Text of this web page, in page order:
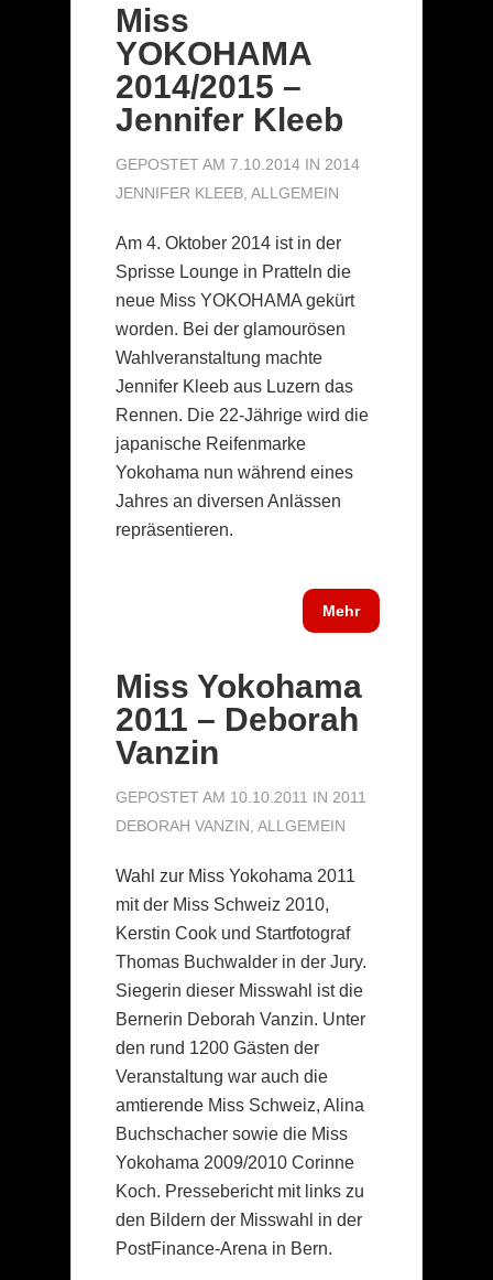
Miss
YOKOHAMA
2014/2015 –
Jennifer Kleeb
GEPOSTET AM 7.10.2014 IN 2014
JENNIFER KLEEB ALLGEMEIN
Am 4. Oktober 2014 ist in der
Sprisse Lounge in Pratteln die
neue Miss YOKOHAMA gekürt
worden. Bei der glamourösen
Wahlveranstaltung machte
Jennifer Kleeb aus Luzern das
Rennen. Die 22-Jährige wird die
japanische Reifenmarke
Yokohama nun während eines
Jahres an diversen Anlässen
repräsentieren.
Mehr
Miss Yokohama
2011 – Deborah
Vanzin
GEPOSTET AM 10.10.2011 IN 2011
DEBORAH VANZIN ALLGEMEIN
Wahl zur Miss Yokohama 2011
mit der Miss Schweiz 2010,
Kerstin Cook und Startfotograf
Thomas Buchwalder in der Jury.
Siegerin dieser Misswahl ist die
Bernerin Deborah Vanzin. Unter
den rund 1200 Gästen der
Veranstaltung war auch die
amtierende Miss Schweiz, Alina
Buchschacher sowie die Miss
Yokohama 2009/2010 Corinne
Koch. Pressebericht mit links zu
den Bildern der Misswahl in der
PostFinance-Arena in Bern.